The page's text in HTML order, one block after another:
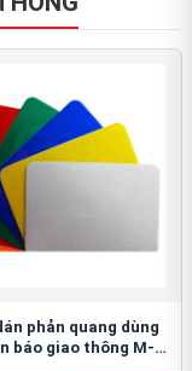
phản quang dùng
báo giao thông M-